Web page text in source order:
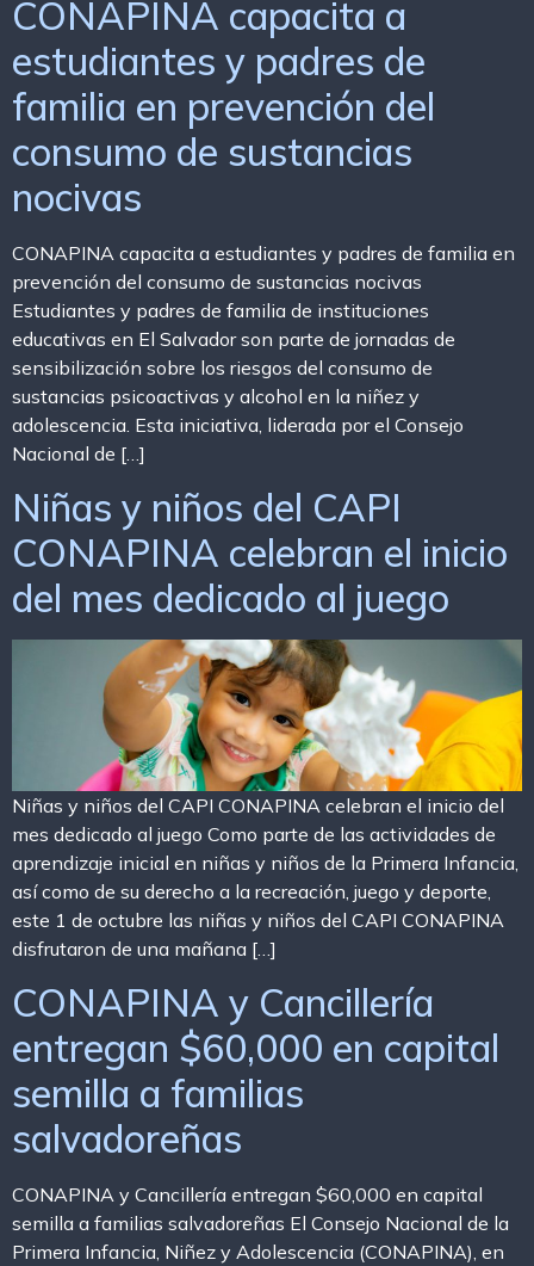
CONAPINA capacita a
estudiantes y padres de
familia en prevención del
consumo de sustancias
nocivas
CONAPINA capacita a estudiantes y padres de familia en
prevención del consumo de sustancias nocivas
Estudiantes y padres de familia de instituciones
educativas en El Salvador son parte de jornadas de
sensibilización sobre los riesgos del consumo de
sustancias psicoactivas y alcohol en la niñez y
adolescencia. Esta iniciativa, liderada por el Consejo
Nacional de […]
Niñas y niños del CAPI
CONAPINA celebran el inicio
del mes dedicado al juego
Niñas y niños del CAPI CONAPINA celebran el inicio del
mes dedicado al juego Como parte de las actividades de
aprendizaje inicial en niñas y niños de la Primera Infancia,
así como de su derecho a la recreación, juego y deporte,
este 1 de octubre las niñas y niños del CAPI CONAPINA
disfrutaron de una mañana […]
CONAPINA y Cancillería
entregan $60,000 en capital
semilla a familias
salvadoreñas
CONAPINA y Cancillería entregan $60,000 en capital
semilla a familias salvadoreñas El Consejo Nacional de la
Primera Infancia, Niñez y Adolescencia (CONAPINA), en